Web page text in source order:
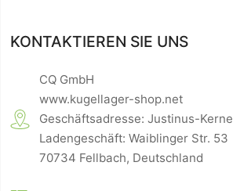
KONTAKTIEREN SIE UNS
CQ GmbH
www.kugellager-shop.net
Geschäftsadresse: Justinus-
Ladengeschäft: Waiblinger Str. 53
70734 Fellbach, Deutschland